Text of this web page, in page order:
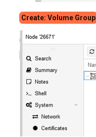
Create: Volume Group